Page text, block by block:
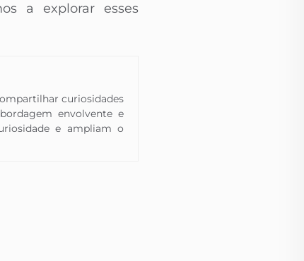
a explorar esses
curiosidades
envolvente e
e ampliam o